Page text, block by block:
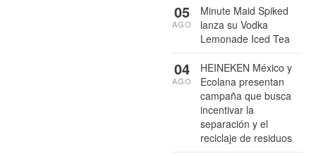
Minute Maid Spiked
lanza su Vodka
Lemonade Iced Tea
05
AGO
HEINEKEN México y
Ecolana presentan
campaña que busca
incentivar la
separación y el
reciclaje de residuos
04
AGO